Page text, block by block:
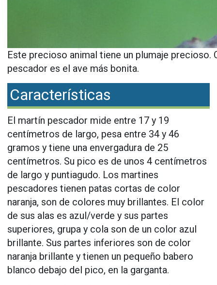
Este precioso animal tiene un plumaje
pescador es el ave más bonita.
Características
El martín pescador mide entre 17 y 19
centímetros de largo, pesa entre 34 y 46
gramos y tiene una envergadura de 25
centímetros. Su pico es de unos 4 centímetros
de largo y puntiagudo. Los martines
pescadores tienen patas cortas de color
naranja, son de colores muy brillantes. El color
de sus alas es azul/verde y sus partes
superiores, grupa y cola son de un color azul
brillante. Sus partes inferiores son de color
naranja brillante y tienen un pequeño babero
blanco debajo del pico, en la garganta.